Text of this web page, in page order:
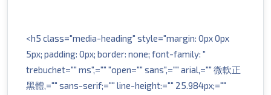
<h5 class="media-heading" style="margin: 0px 0px
5px; padding: 0px; border: none; font-family: "
trebuchet="" ms",="" "open="" sans",="" arial,="" 微軟正
黑體,="" sans-serif;="" line-height:="" 25.984px;=""